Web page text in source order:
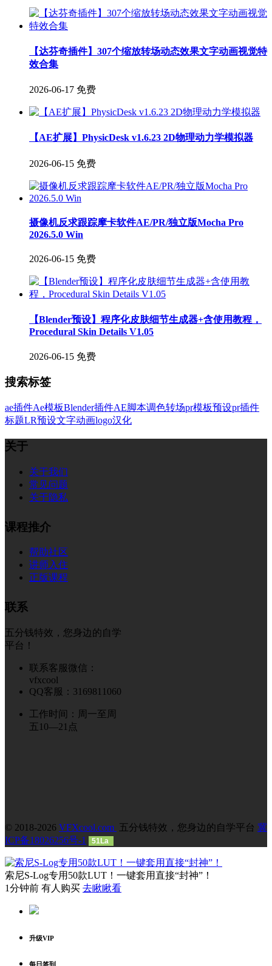
【达芬奇插件】307个缩放转场动态效果文字动画视觉特
效合集
2026-06-17 免费
【AE扩展】PhysicDesk v1.6.23 2D物理动力学模拟器
2026-06-15 免费
摄像机反求跟踪摩卡软件AE/PR/独立版Mocha Pro
2026.5.0 Win
2026-06-15 免费
【Blender预设】程序化皮肤细节生成器+含使用教程，
Procedural Skin Details V1.05
2026-06-15 免费
搜索标签
ae插件Ae模板Blender插件AE脚本调色转场pr模板预设pr插件
标题LR预设文字动画logo汉化
关于
关于我们
常见问题
关于隐私
课程推介
帮助社区
讲师入住
正版课程
联系
五分钱特效，您身边的自学
平台！
联系客服微信：
vfxcool
QQ客服：3169811060
工作时间：周一至周
五10—21点
© 2018-2026 VFXcool.com 五分钱特效，您身边的自学平台 冀
ICP备18026256号-1
51La
索尼S-Log专用50款LUT！一键套用直接“封神”！
1分钟前 有人购买 去瞅瞅看
升级VIP
每日签到